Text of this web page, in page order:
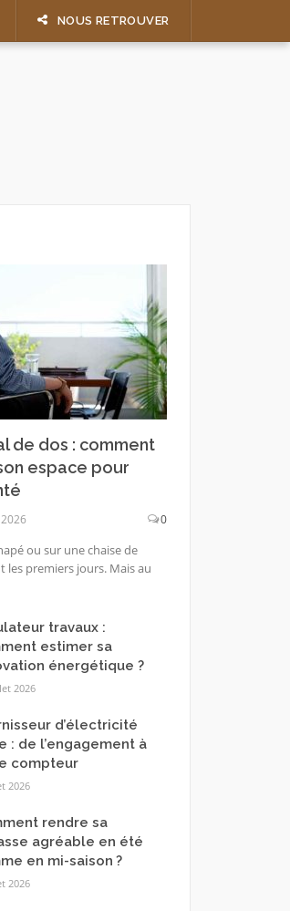
NOUS RETROUVER
de dos : comment
espace pour
0
ou sur une chaise de
les premiers jours. Mais au
travaux :
estimer sa
énergétique ?
2026
d’électricité
: de l’engagement à
compteur
2026
rendre sa
agréable en été
en mi-saison ?
2026